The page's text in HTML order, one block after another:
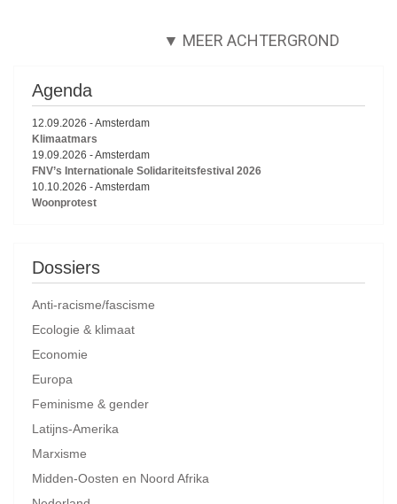
▼ MEER ACHTERGROND
Agenda
12.09.2026 -Amsterdam
Klimaatmars
19.09.2026 -Amsterdam
FNV’s Internationale Solidariteitsfestival 2026
10.10.2026 -Amsterdam
Woonprotest
Dossiers
Anti-racisme/fascisme
Ecologie & klimaat
Economie
Europa
Feminisme & gender
Latijns-Amerika
Marxisme
Midden-Oosten en Noord Afrika